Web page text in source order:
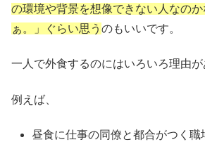
の環境や背景を想像できない人なの
ぁ。」ぐらい思う のもいいです。
一人で外食するのにはいろいろ理由が
例えば、
昼食に仕事の同僚と都合がつく職